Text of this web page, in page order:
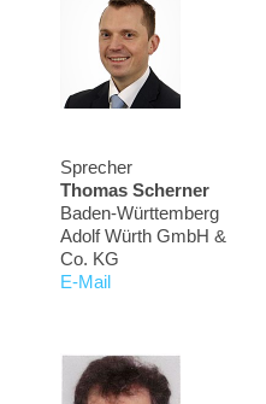
Sprecher
Thomas Scherner
Baden-Württemberg
Adolf Würth GmbH &
Co. KG
E-Mail